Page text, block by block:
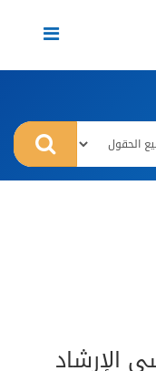
Toggle
navigation
الإرشاد